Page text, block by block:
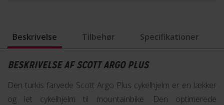
Beskrivelse Tilbehør Specifikationer
BESKRIVELSE AF SCOTT ARGO PLUS
Den turkis farvede Scott Argo Plus cykelhjelm er en lækker
og let cykelhjelm til mountainbike. Den optimerede